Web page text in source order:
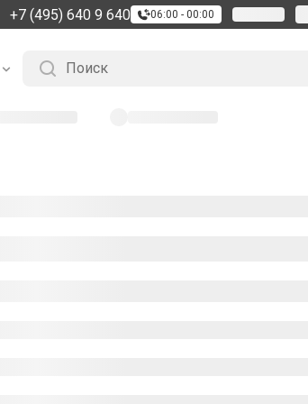
+7 (495) 640 9 640 06:00 - 00:00